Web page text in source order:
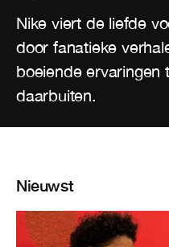
Nike viert de liefde
door fanatieke
boeiende ervaringen
daarbuiten.
Nieuwst